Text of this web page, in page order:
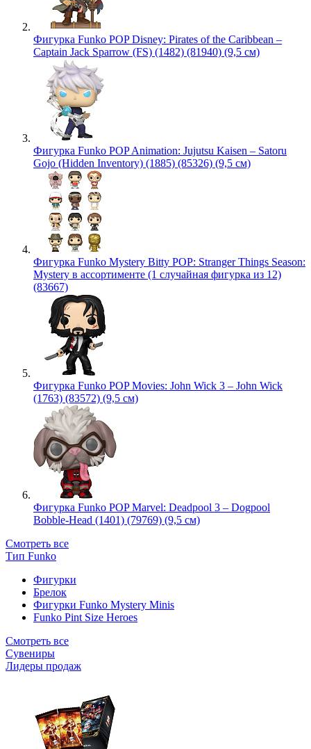
Фигурка Funko POP Disney: Pirates of the Caribbean –
Captain Jack Sparrow (FS) (1482) (81940) (9,5 см)
Фигурка Funko POP Animation: Jujutsu Kaisen – Satoru
Gojo (Hidden Inventory) (1885) (85326) (9,5 см)
Фигурка Funko Mystery Bitty POP: Stranger Things Season:
Mystery в ассортименте (1 случайная фигурка из 12)
(83667)
Фигурка Funko POP Movies: John Wick 3 – John Wick
(1763) (83572) (9,5 см)
Фигурка Funko POP Marvel: Deadpool 3 – Dogpool
Bobble-Head (1401) (79769) (9,5 см)
Смотреть все
Тип Funko
Фигурки
Брелок
Фигурки Funko Mystery Minis
Funko Pint Size Heroes
Смотреть все
Сувениры
Лидеры продаж